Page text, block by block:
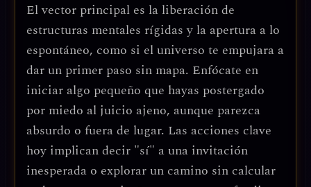
El vector principal es la liberación de
estructuras mentales rígidas y la apertura a lo
espontáneo, como si el universo te empujara a
dar un primer paso sin mapa. Enfócate en
iniciar algo pequeño que hayas postergado
por miedo al juicio ajeno, aunque parezca
absurdo o fuera de lugar. Las acciones clave
hoy implican decir "sí" a una invitación
inesperada o explorar un camino sin calcular